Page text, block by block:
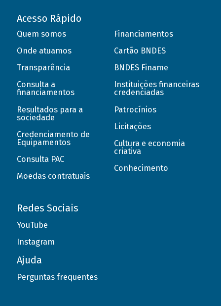
Acesso Rápido
Quem somos
Onde atuamos
Transparência
Consulta a
financiamentos
Resultados para a
sociedade
Credenciamento de
Equipamentos
Consulta PAC
Moedas contratuais
Financiamentos
Cartão BNDES
BNDES Finame
Instituições financeiras
credenciadas
Patrocínios
Licitações
Cultura e economia
criativa
Conhecimento
Redes Sociais
YouTube
Instagram
Ajuda
Perguntas frequentes